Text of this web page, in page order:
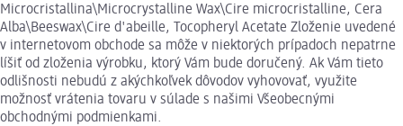
Microcristallina\Microcrystalline Wax\Cire microcristalline, Cera
Alba\Beeswax\Cire d'abeille, Tocopheryl Acetate Zloženie uvedené
v internetovom obchode sa môže v niektorých prípadoch nepatrne
líšiť od zloženia výrobku, ktorý Vám bude doručený. Ak Vám tieto
odlišnosti nebudú z akýchkoľvek dôvodov vyhovovať, využite
možnosť vrátenia tovaru v súlade s našimi Všeobecnými
obchodnými podmienkami.